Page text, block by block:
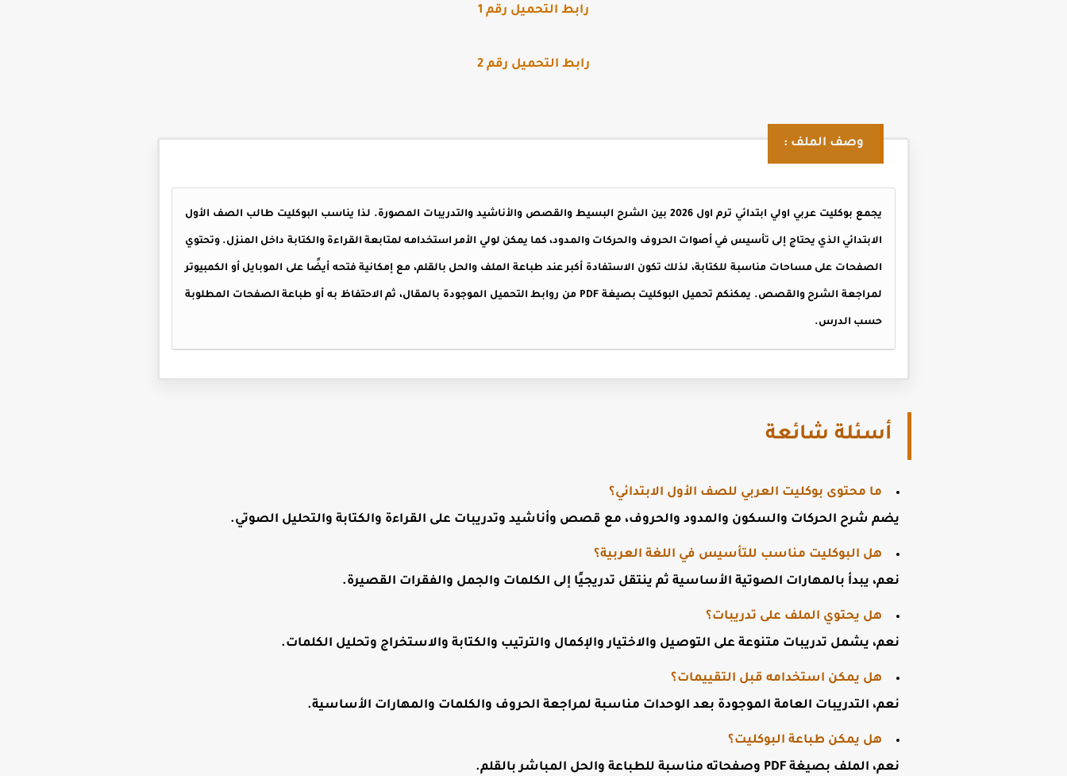
رابط التحميل رقم 1
رابط التحميل رقم 2
وصف الملف :
يجمع بوكليت عربي اولي ابتدائي ترم اول 2026 بين الشرح البسيط والقصص والأناشيد والتدريبات المصورة. لذا يناسب البوكليت طالب الصف الأول
الابتدائي الذي يحتاج إلى تأسيس في أصوات الحروف والحركات والمدود، كما يمكن لولي الأمر استخدامه لمتابعة القراءة والكتابة داخل المنزل. وتحتوي
الصفحات على مساحات مناسبة للكتابة، لذلك تكون الاستفادة أكبر عند طباعة الملف والحل بالقلم، مع إمكانية فتحه أيضًا على الموبايل أو الكمبيوتر
لمراجعة الشرح والقصص. يمكنكم تحميل البوكليت بصيغة PDF من روابط التحميل الموجودة بالمقال، ثم الاحتفاظ به أو طباعة الصفحات المطلوبة
حسب الدرس.
أسئلة شائعة
ما محتوى بوكليت العربي للصف الأول الابتدائي؟
يضم شرح الحركات والسكون والمدود والحروف، مع قصص وأناشيد وتدريبات على القراءة والكتابة والتحليل الصوتي.
هل البوكليت مناسب للتأسيس في اللغة العربية؟
نعم، يبدأ بالمهارات الصوتية الأساسية ثم ينتقل تدريجيًا إلى الكلمات والجمل والفقرات القصيرة.
هل يحتوي الملف على تدريبات؟
نعم، يشمل تدريبات متنوعة على التوصيل والاختيار والإكمال والترتيب والكتابة والاستخراج وتحليل الكلمات.
هل يمكن استخدامه قبل التقييمات؟
نعم، التدريبات العامة الموجودة بعد الوحدات مناسبة لمراجعة الحروف والكلمات والمهارات الأساسية.
هل يمكن طباعة البوكليت؟
نعم، الملف بصيغة PDF وصفحاته مناسبة للطباعة والحل المباشر بالقلم.